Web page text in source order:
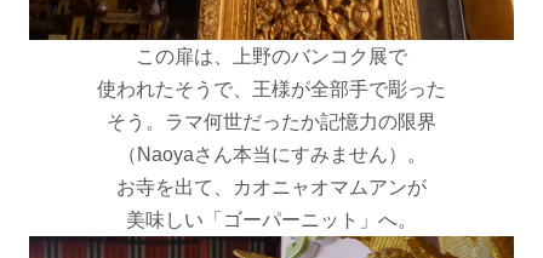
この扉は、上野のバンコク展で
使われたそうで、王様が全部手で彫った
そう。ラマ何世だったか記憶力の限界
（Naoyaさん本当にすみません）。
お寺を出て、カオニャオマムアンが
美味しい「ゴーパーニット」へ。